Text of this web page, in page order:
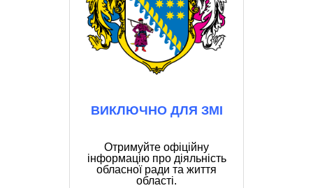
ВИКЛЮЧНО ДЛЯ ЗМІ
Отримуйте офіційну
інформацію про діяльність
обласної ради та життя
області.